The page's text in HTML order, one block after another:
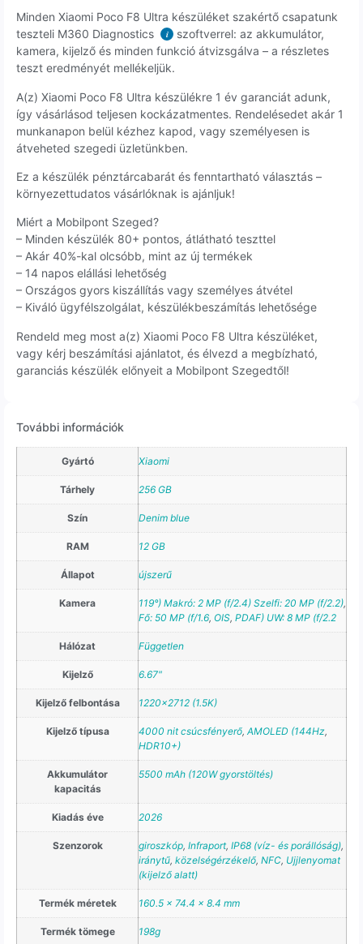
Minden Xiaomi Poco F8 Ultra készüléket szakértő csapatunk
teszteli M360 Diagnostics
i
szoftverrel: az akkumulátor,
kamera, kijelző és minden funkció átvizsgálva – a részletes
teszt eredményét mellékeljük.
A(z) Xiaomi Poco F8 Ultra készülékre 1 év garanciát adunk,
így vásárlásod teljesen kockázatmentes. Rendelésedet akár 1
munkanapon belül kézhez kapod, vagy személyesen is
átveheted szegedi üzletünkben.
Ez a készülék pénztárcabarát és fenntartható választás –
környezettudatos vásárlóknak is ajánljuk!
Miért a Mobilpont Szeged?
– Minden készülék 80+ pontos, átlátható teszttel
– Akár 40%-kal olcsóbb, mint az új termékek
– 14 napos elállási lehetőség
– Országos gyors kiszállítás vagy személyes átvétel
– Kiváló ügyfélszolgálat, készülékbeszámítás lehetősége
Rendeld meg most a(z) Xiaomi Poco F8 Ultra készüléket,
vagy kérj beszámítási ajánlatot, és élvezd a megbízható,
garanciás készülék előnyeit a Mobilpont Szegedtől!
További információk
Gyártó Xiaomi
Tárhely 256 GB
Szín Denim blue
RAM 12 GB
Állapot újszerű
Kamera 119°) Makró: 2 MP (f/2.4) Szelfi: 20 MP (f/2.2),
Fő: 50 MP (f/1.6, OIS, PDAF) UW: 8 MP (f/2.2
Hálózat Független
Kijelző 6.67"
Kijelző felbontása 1220×2712 (1.5K)
Kijelző típusa 4000 nit csúcsfényerő, AMOLED (144Hz,
HDR10+)
Akkumulátor
kapacitás
5500 mAh (120W gyorstöltés)
Kiadás éve 2026
Szenzorok giroszkóp, Infraport, IP68 (víz- és porállóság),
iránytű, közelségérzékelő, NFC, Ujjlenyomat
(kijelző alatt)
Termék méretek 160.5 x 74.4 x 8.4 mm
Termék tömege 198g